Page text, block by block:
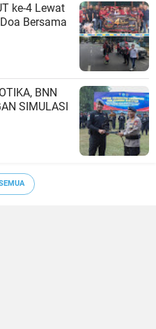
ke-4 Lewat
Bersama
BNN
SIMULASI